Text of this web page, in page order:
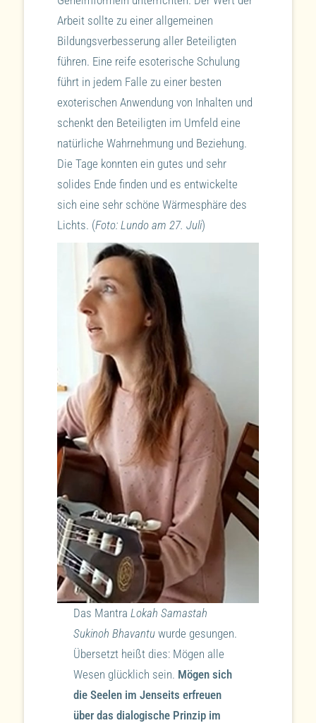
Arbeit sollte zu einer allgemeinen
Bildungsverbesserung aller Beteiligten
führen. Eine reife esoterische Schulung
führt in jedem Falle zu einer besten
exoterischen Anwendung von Inhalten und
schenkt den Beteiligten im Umfeld eine
natürliche Wahrnehmung und Beziehung.
Die Tage konnten ein gutes und sehr
solides Ende finden und es entwickelte
sich eine sehr schöne Wärmesphäre des
Lichts. (Foto: Lundo am 27. Juli)
Das MantraLokah Samastah
Sukinoh Bhavantu wurde gesungen.
Übersetzt heißt dies: Mögen alle
Wesen glücklich sein. Mögen sich
die Seelen im Jenseits erfreuen
über das dialogische Prinzip im